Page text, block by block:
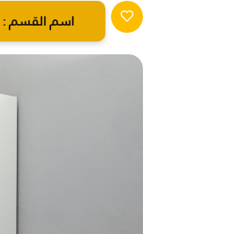
اسم القسم :